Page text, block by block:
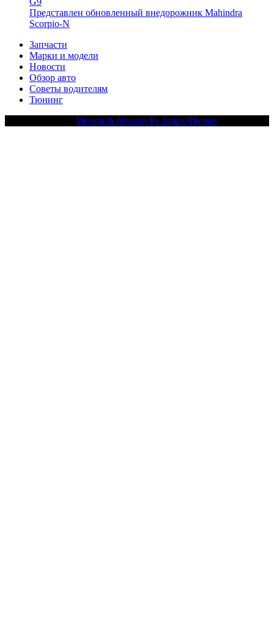
Представлен обновленный внедорожник Mahindra
Scorpio-N
Запчасти
Марки и модели
Новости
Обзор авто
Советы водителям
Тюнинг
Design & develop by AmpleThemes